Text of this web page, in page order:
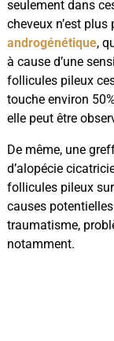
seulement dans
cheveux n’est plus
androgénétique,
à cause d’une
follicules pileux
touche environ
elle peut être
De même, une
d’alopécie
follicules pileux
causes
traumatisme,
notamment.